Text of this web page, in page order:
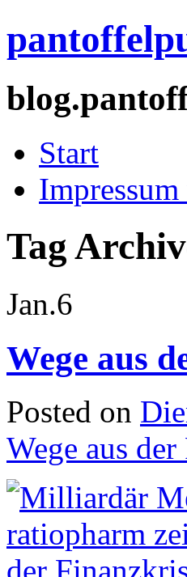
Start
Tag
Jan.6
Wege aus
Posted on
Wege aus